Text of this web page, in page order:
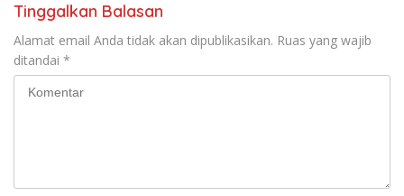
Tinggalkan Balasan
Alamat email Anda tidak akan dipublikasikan. Ruas yang wajib
ditandai *